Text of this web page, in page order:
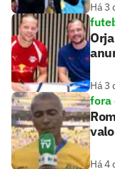
Há 3
Há 3
fora
Há 4